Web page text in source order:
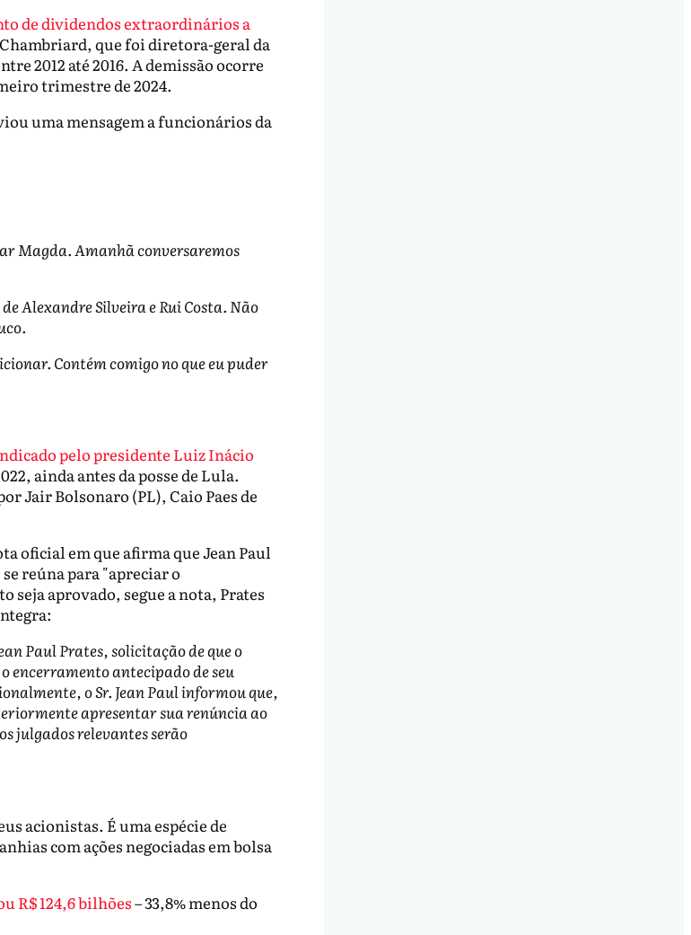
de dividendos extraordinários a
que foi diretora-geral da
2012 até 2016. A demissão ocorre
trimestre de 2024.
uma mensagem a funcionários da
Magda. Amanhã conversaremos
Alexandre Silveira e Rui Costa. Não
Contém comigo no que eu puder
pelo presidente Luiz Inácio
ainda antes da posse de Lula.
Jair Bolsonaro (PL), Caio Paes de
oficial em que afirma que Jean Paul
reúna para "apreciar o
seja aprovado, segue a nota, Prates
Paul Prates, solicitação de que o
encerramento antecipado de seu
o Sr. Jean Paul informou que,
apresentar sua renúncia ao
julgados relevantes serão
acionistas. É uma espécie de
com ações negociadas em bolsa
R$ 124,6 bilhões– 33,8% menos do